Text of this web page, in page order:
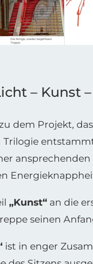
– Kunst
dem Projekt,
Trilogie
„Kunst“an die
seinen
ist in enger